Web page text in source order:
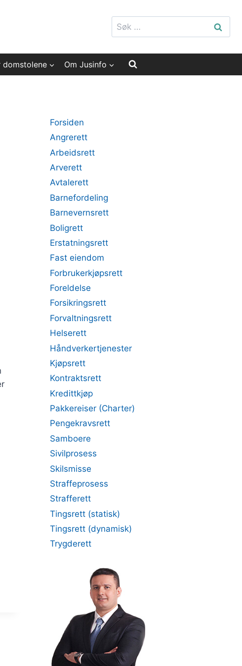
Søk
etter:
Om Jusinfo
Forsiden
Angrerett
Arbeidsrett
Arverett
Avtalerett
Barnefordeling
Barnevernsrett
Boligrett
Erstatningsrett
Fast eiendom
Forbrukerkjøpsrett
Foreldelse
Forsikringsrett
Forvaltningsrett
Helserett
Håndverkertjenester
Kjøpsrett
Kontraktsrett
Kredittkjøp
Pakkereiser (Charter)
Pengekravsrett
Samboere
Sivilprosess
Skilsmisse
Straffeprosess
Strafferett
Tingsrett (statisk)
Tingsrett (dynamisk)
Trygderett